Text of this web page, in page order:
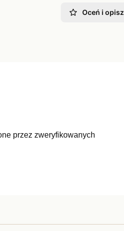
Oceń i opisz
przez zweryfikowanych